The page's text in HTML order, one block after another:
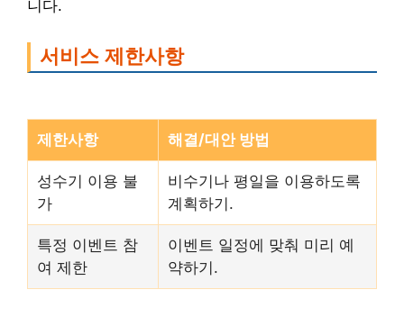
니다.
서비스 제한사항
제한사항 해결/대안 방법
성수기 이용 불
가
비수기나 평일을 이용하도록
계획하기.
특정 이벤트 참
여 제한
이벤트 일정에 맞춰 미리 예
약하기.